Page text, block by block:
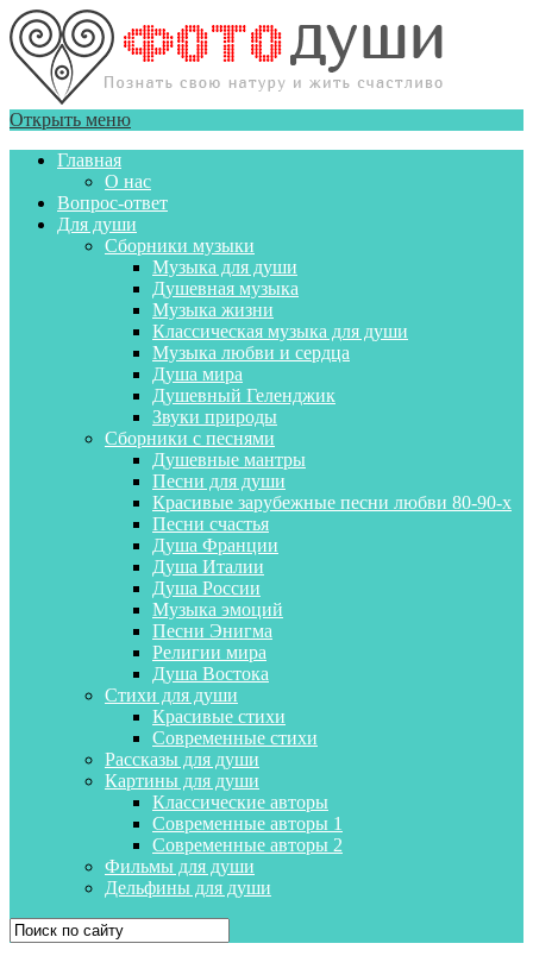
Открыть меню
Главная
О нас
Вопрос-ответ
Для души
Сборники музыки
Музыка для души
Душевная музыка
Музыка жизни
Классическая музыка для души
Музыка любви и сердца
Душа мира
Душевный Геленджик
Звуки природы
Сборники с песнями
Душевные мантры
Песни для души
Красивые зарубежные песни любви 80-90-х
Песни счастья
Душа Франции
Душа Италии
Душа России
Музыка эмоций
Песни Энигма
Религии мира
Душа Востока
Стихи для души
Красивые стихи
Современные стихи
Рассказы для души
Картины для души
Классические авторы
Современные авторы 1
Современные авторы 2
Фильмы для души
Дельфины для души